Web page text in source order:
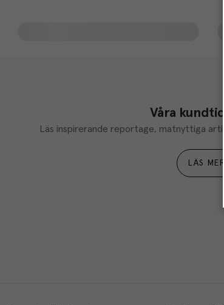
Våra
Läs inspirerande reportage, matnyttiga
LÄS MER